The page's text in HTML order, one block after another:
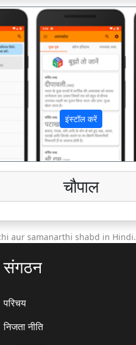
इंस्टॉल करें
चौपाल
aur samanarthi shabd in Hindi.
संगठन
परिचय
निजता नीति